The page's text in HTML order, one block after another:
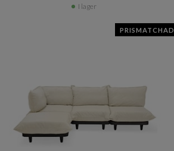
I lager
PRISMATCHAD